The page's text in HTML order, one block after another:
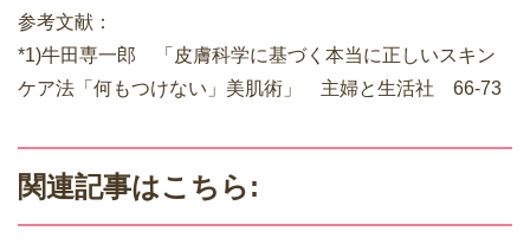
参考文献：
*1)牛田専一郎 「皮膚科学に基づく本当に正しいスキン
ケア法「何もつけない」美肌術」 主婦と生活社 66-73
関連記事はこちら: